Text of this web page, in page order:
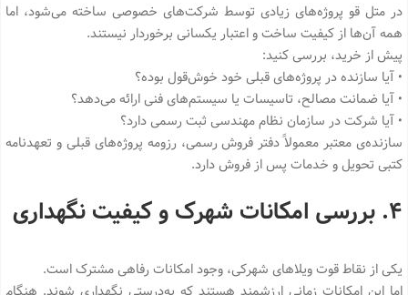
در متل قو پروژه‌های زیادی توسط شرکت‌های خصوصی ساخته می‌شود، اما
همه آن‌ها از کیفیت ساخت و اعتبار یکسانی برخوردار نیستند.
پیش از خرید، بررسی کنید:
• آیا سازنده در پروژه‌های قبلی خود خوش‌قول بوده؟
• آیا ضمانت مصالح، تاسیسات یا سیستم‌های فنی ارائه می‌دهد؟
• آیا شرکت در سازمان نظام مهندسی ثبت رسمی دارد؟
سازنده‌ی معتبر معمولاً دفتر فروش رسمی، رزومه پروژه‌های قبلی و تعهدنامه
کتبی تحویل و خدمات پس از فروش دارد.
۴. بررسی امکانات شهرک و کیفیت نگهداری
یکی از نقاط قوت ویلاهای شهرکی، وجود امکانات رفاهی مشترک است.